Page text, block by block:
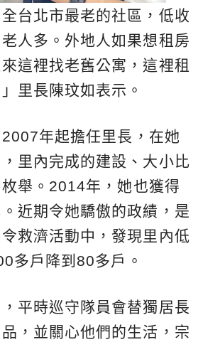
全台北市最老的社區，低收
人多。外地人如果想租房
這裡找老舊公寓，這裡租
里長陳玟如表示。
年起擔任里長，在她
里內完成的建設、大小比
舉。2014年，她也獲得
近期令她驕傲的政績，是
救濟活動中，發現里內低
多戶降到80多戶。
平時巡守隊員會替獨居長
，並關心他們的生活，宗